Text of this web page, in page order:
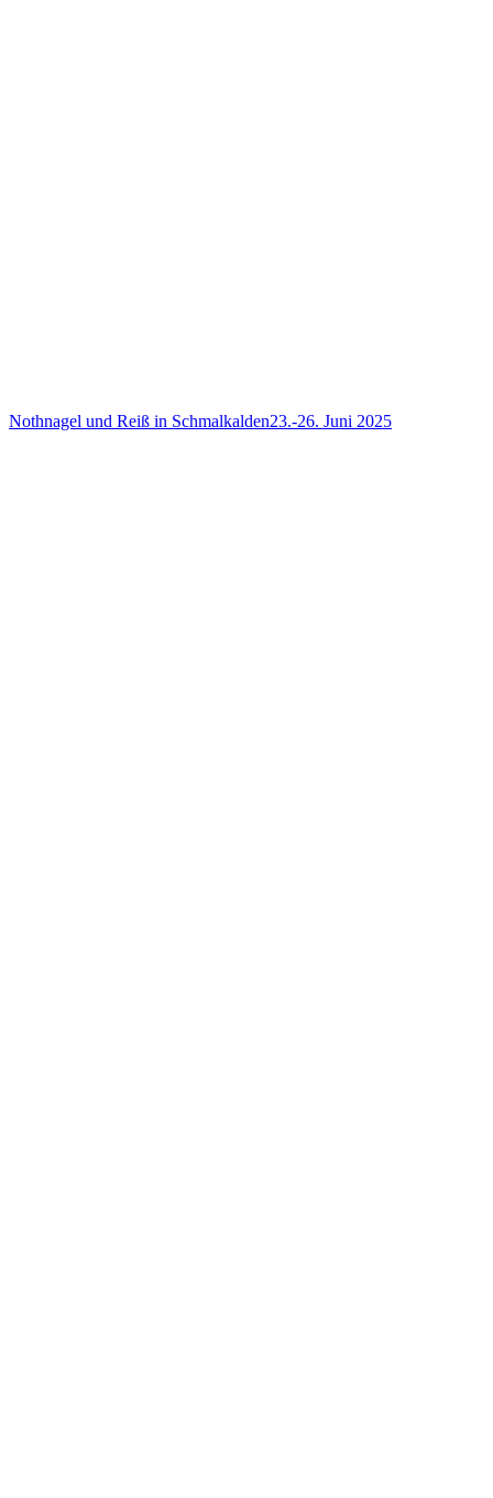
Nothnagel und Reiß in Schmalkalden23.-26. Juni 2025